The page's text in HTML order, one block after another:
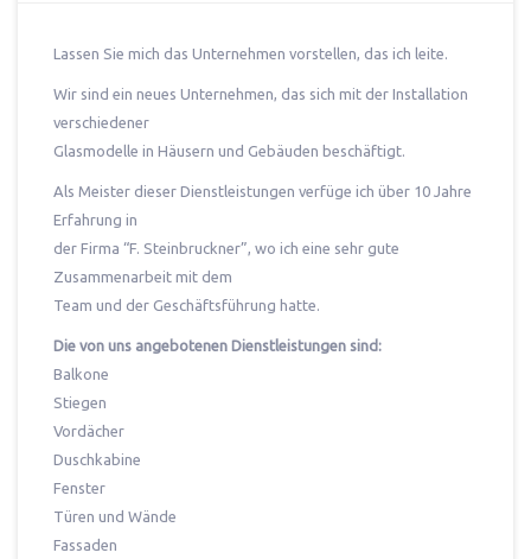
Lassen Sie mich das Unternehmen vorstellen, das ich leite.
Wir sind ein neues Unternehmen, das sich mit der Installation
verschiedener
Glasmodelle in Häusern und Gebäuden beschäftigt.
Als Meister dieser Dienstleistungen verfüge ich über 10 Jahre
Erfahrung in
der Firma “F. Steinbruckner”, wo ich eine sehr gute
Zusammenarbeit mit dem
Team und der Geschäftsführung hatte.
Die von uns angebotenen Dienstleistungen sind:
Balkone
Stiegen
Vordächer
Duschkabine
Fenster
Türen und Wände
Fassaden